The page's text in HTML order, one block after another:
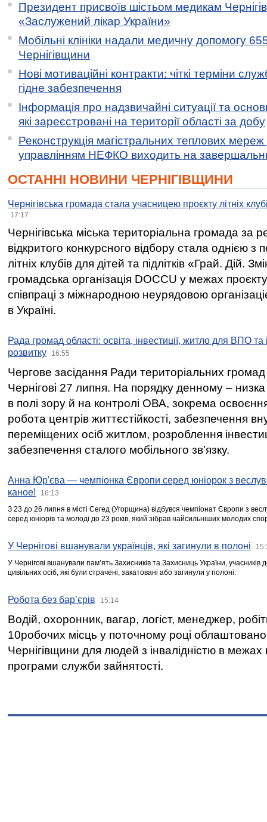
Президент присвоїв шістьом медикам
«Заслужений лікар України»
Мобільні клініки надали медичну допомогу
Чернігівщини
Нові мотиваційні контракти: чіткі терміни
гідне забезпечення
Інформація про надзвичайні ситуації та
які зареєстровані на території області за добу
Реконструкція магістральних теплових мереж
управлінням НЕФКО виходить на
ОСТАННІ НОВИНИ ЧЕРНІГІВЩИНИ
Чернігівська громада стала учасницею проєкту літніх
17:17
Чернігівська міська територіальна громада за
відкритого конкурсного відбору стала однією
літніх клубів для дітей та підлітків «Грай. Дій.
громадська організація DOCCU у межах
співпраці з міжнародною неурядовою
в Україні.
Рада громад області: освіта, інвестиції, житло для ВПО
розвитку
16:55
Чергове засідання Ради територіальних громад
Чернігові 27 липня. На порядку денному –
в полі зору й на контролі ОВА, зокрема освоєння
робота центрів життєстійкості, забезпечення
переміщених осіб житлом, розроблення
забезпечення сталого мобільного зв’язку.
Анна Юр'єва — чемпіонка Європи серед юніорок з
каное!
16:13
З 23 до 26 липня в місті Сегед (Угорщина) відбувся чемпіонат Європи з
серед юніорів та молоді до 23 років, який зібрав найсильніших молодих
У Чернігові вшанували українців, які загинули в полоні
У Чернігові вшанували пам’ять Захисників та Захисниць України,
цивільних осіб, які були страчені, закатовані або загинули у полоні.
Робота без бар’єрів 15:14
Водій, охоронник, вагар, логіст, менеджер,
10робочих місць у поточному році
Чернігівщини для людей з інвалідністю в межах
програми служби зайнятості.